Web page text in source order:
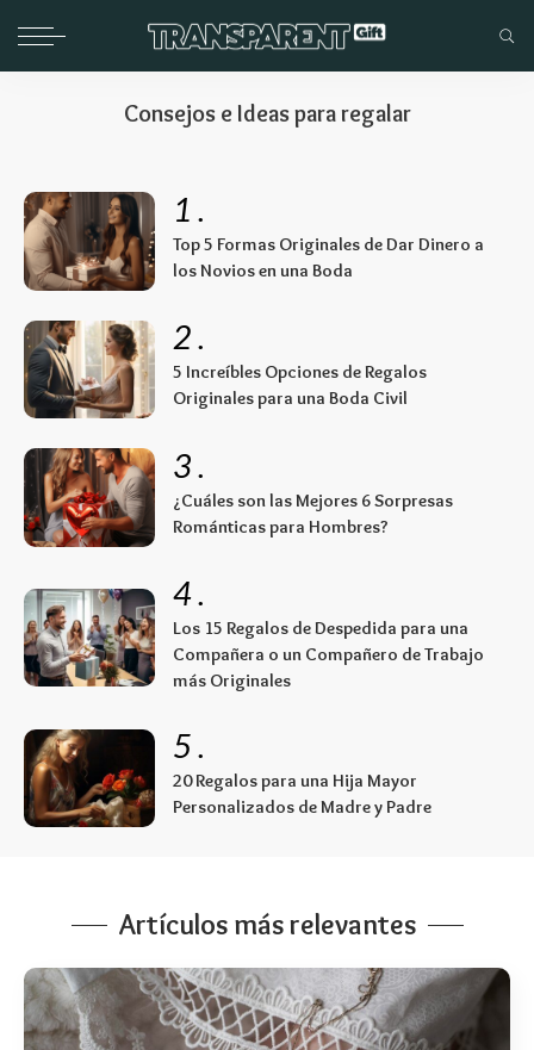
Consejos e Ideas para regalar
1 .
Top 5 Formas Originales de Dar Dinero a
los Novios en una Boda
2.
5 Increíbles Opciones de Regalos
Originales para una Boda Civil
3.
¿Cuáles son las Mejores 6 Sorpresas
Románticas para Hombres?
4.
Los 15 Regalos de Despedida para una
Compañera o un Compañero de Trabajo
más Originales
5.
20 Regalos para una Hija Mayor
Personalizados de Madre y Padre
Artículos más relevantes